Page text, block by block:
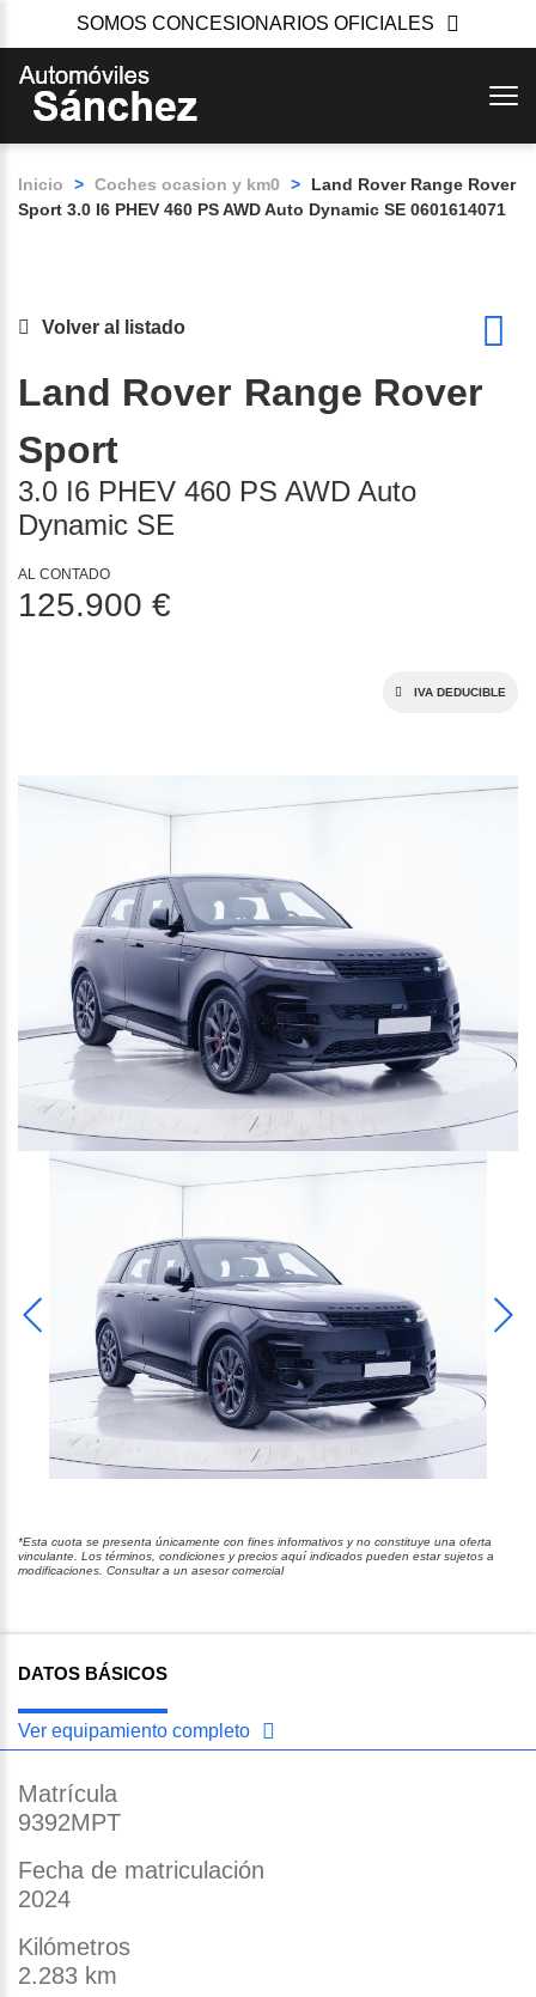
SOMOS CONCESIONARIOS OFICIALES
Inicio > Coches ocasion y km0 >
Land Rover Range Rover
Sport 3.0 I6 PHEV 460 PS AWD Auto Dynamic SE 0601614071
Volver al listado
Land Rover Range Rover
Sport
3.0 I6 PHEV 460 PS AWD Auto
Dynamic SE
AL CONTADO
125.900 €
IVA DEDUCIBLE
*Esta cuota se presenta únicamente con fines informativos y no constituye una oferta
vinculante. Los términos, condiciones y precios aquí indicados pueden estar sujetos a
modificaciones. Consultar a un asesor comercial
DATOS BÁSICOS
Ver equipamiento completo
Matrícula
9392MPT
Fecha de matriculación
2024
Kilómetros
2.283 km